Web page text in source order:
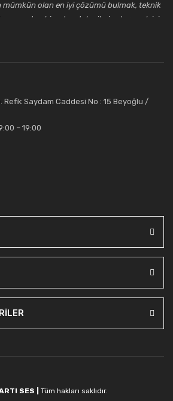
olan en iyi çözümü bulmak, teknik
açısından bir adım daha ileriye taşımak için
ile bu gün ve gelecekte
Refik Saydam Caddesi No : 15 Beyoğlu /
– 19:00
SES | Tüm hakları saklıdır.